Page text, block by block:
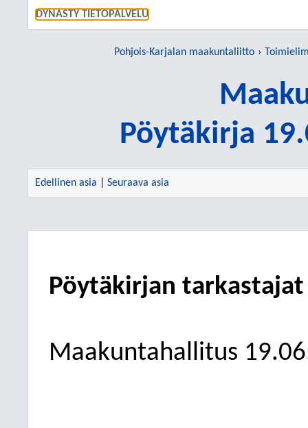
DYNASTY TIETOPALVELU
Pohjois-Karjalan maakuntaliitto
Pöytäkirja
Edellinen asia Seuraava asia
Pöytäkirjan tarkastajat
Maakuntahallitus